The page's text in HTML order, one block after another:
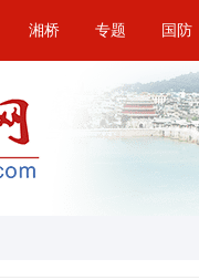
湘桥 专题 国防